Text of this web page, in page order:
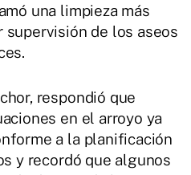
una limpieza más
supervisión de los aseos
respondió que
en el arroyo ya
a la planificación
y recordó que algunos